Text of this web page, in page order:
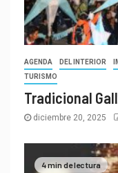
AGENDA DEL INTERIOR
TURISMO
Tradicional
diciembre 20, 2025
4 min de lectura